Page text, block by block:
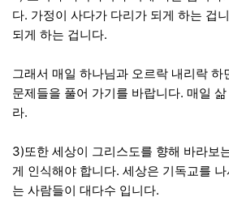
다. 가정이 사다가 다리가 되게 하는 겁
되게 하는 겁니다.
그래서 매일 하나님과 오르락 내리락 하
문제들을 풀어 가기를 바랍니다. 매일
라.
3)또한 세상이 그리스도를 향해 바라보
게 인식해야 합니다. 세상은 기독교를
는 사람들이 대다수 입니다.